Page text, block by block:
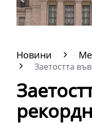
Новини
Заетостта